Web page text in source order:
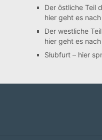
Der östliche Teil
hier geht es
Der westliche
hier geht es
Słubfurt –hier